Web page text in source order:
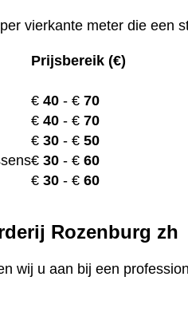
vierkante meter die een
Prijsbereik (€)
€40 - €70
€40 - €70
€30 - €50
€30 - €60
€30 - €60
Rozenburg zh
wij u aan bij een